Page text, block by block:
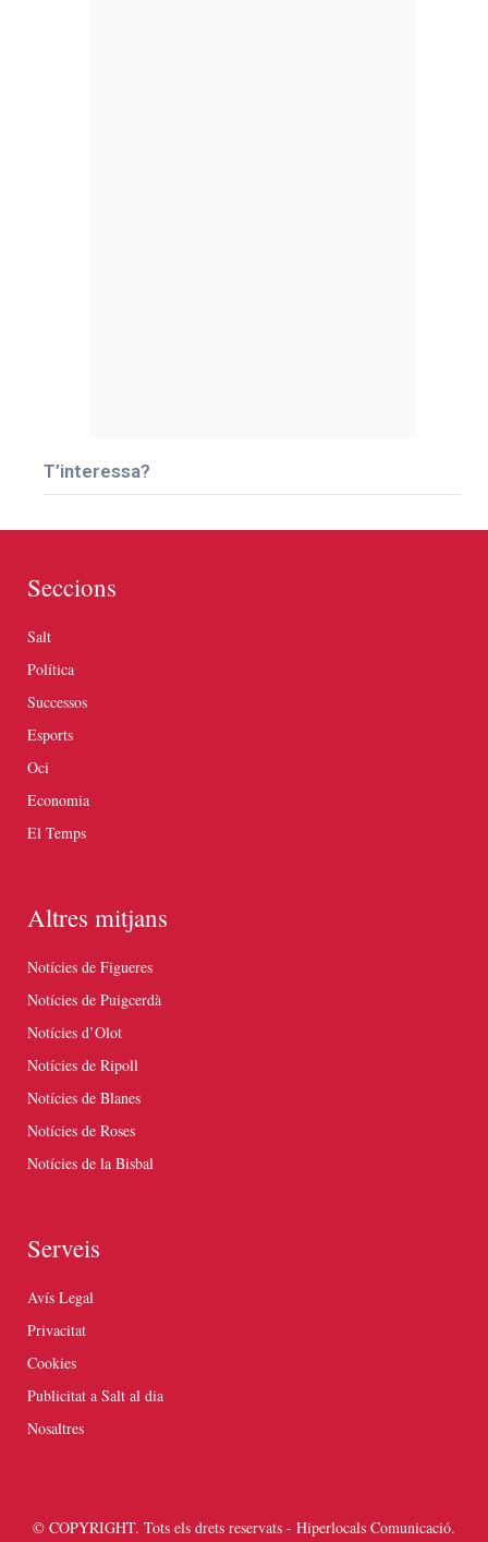
T’interessa?
Seccions
Salt
Política
Successos
Esports
Oci
Economia
El Temps
Altres mitjans
Notícies de Figueres
Notícies de Puigcerdà
Notícies d’Olot
Notícies de Ripoll
Notícies de Blanes
Notícies de Roses
Notícies de la Bisbal
Serveis
Avís Legal
Privacitat
Cookies
Publicitat a Salt al dia
Nosaltres
© COPYRIGHT. Tots els drets reservats - Hiperlocals Comunicació.